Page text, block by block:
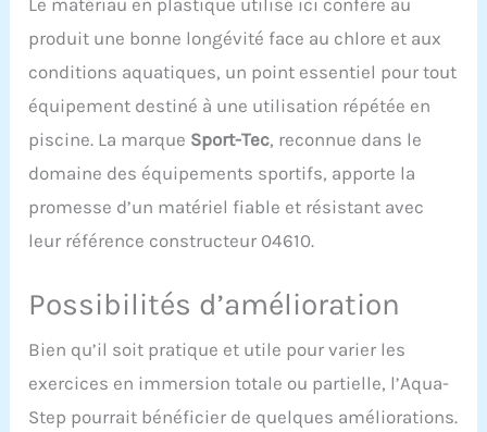
produit une bonne longévité face au chlore et aux
conditions aquatiques, un point essentiel pour tout
équipement destiné à une utilisation répétée en
piscine. La marque Sport-Tec, reconnue dans le
domaine des équipements sportifs, apporte la
promesse d’un matériel fiable et résistant avec
leur référence constructeur 04610.
Possibilités d’amélioration
Bien qu’il soit pratique et utile pour varier les
exercices en immersion totale ou partielle, l’Aqua-
Step pourrait bénéficier de quelques améliorations.